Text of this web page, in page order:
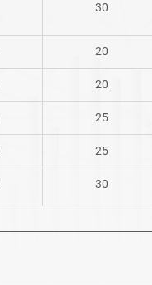
30
20
20
25
25
30